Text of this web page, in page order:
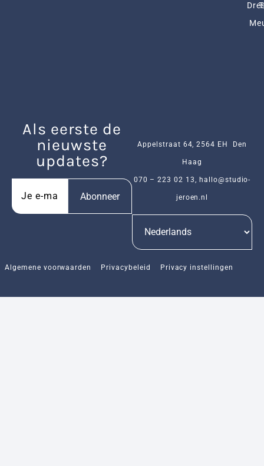
Als eerste de
nieuwste
updates?
Abonneer
Appelstraat 64, 2564 EH Den
Haag
070 – 223 02 13 hallo@studio-
jeroen.nl
Algemene voorwaarden Privacybeleid Privacy instellingen